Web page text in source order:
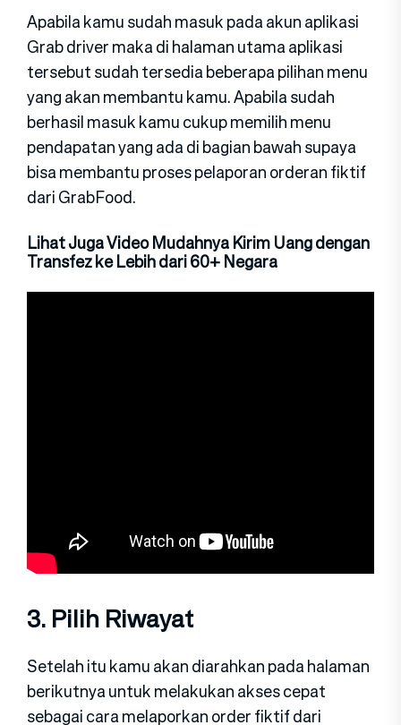
Apabila kamu sudah masuk pada akun aplikasi
Grab driver maka di halaman utama aplikasi
tersebut sudah tersedia beberapa pilihan menu
yang akan membantu kamu. Apabila sudah
berhasil masuk kamu cukup memilih menu
pendapatan yang ada di bagian bawah supaya
bisa membantu proses pelaporan orderan fiktif
dari GrabFood.
Lihat Juga Video Mudahnya Kirim Uang dengan
Transfez ke Lebih dari 60+ Negara
3. Pilih Riwayat
Setelah itu kamu akan diarahkan pada halaman
berikutnya untuk melakukan akses cepat
sebagai cara melaporkan order fiktif dari